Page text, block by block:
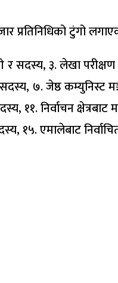
टुंगो
र सदस्य, ३. लेखा
७. जेष्ठ कम्युनिस्ट
११. निर्वाचन
१५. एमालेबाट